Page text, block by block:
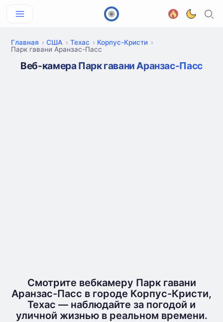
Главная США Техас
Корпус-Кристи
Парк гавани Аранзас-Пасс
Веб-камера Парк гавани Аранзас-Пасс
Смотрите вебкамеру Парк гавани
Аранзас-Пасс в городе Корпус-Кристи,
Техас — наблюдайте за погодой и
уличной жизнью в реальном времени.